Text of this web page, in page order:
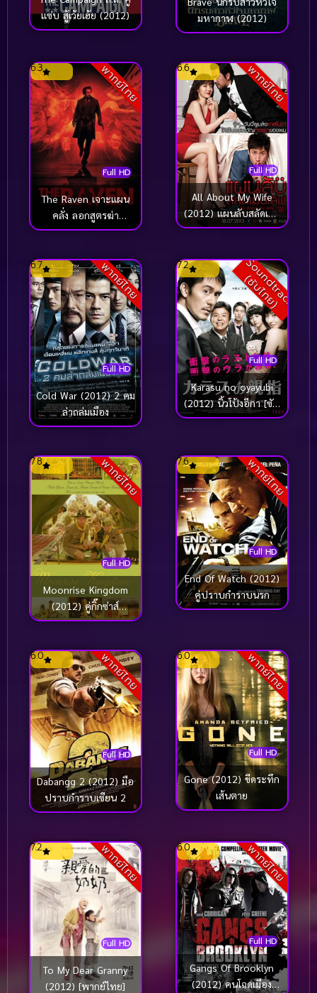
แซ่บ สู้เว้ยเฮ้ย (2012)
มหากาฬ (2012)
พากย์ไทย
Full HD
6.3
The Raven เจาะแผน
คลั่ง ลอกสูตรฆ่า
(2012)
พากย์ไทย
Full HD
6.6
All About My Wife
(2012) แผนลับสลัดเมีย
เลิฟ
พากย์ไทย
Full HD
6.7
Cold War (2012) 2 คม
ล่าถล่มเมือง
S
o
u
n
d
t
r
a
c
k
(
ซั
บ
ไ
ท
ย
)
Full HD
7.2
Karasu no oyayubi
(2012) นิ้วโป้งอีกา [ซับ
ไทย]
พากย์ไทย
Full HD
7.8
Moonrise Kingdom
(2012) คู่กิ๊กซ่าส์
สารพัดแสบ
พากย์ไทย
Full HD
7.6
End Of Watch (2012)
คู่ปราบกำราบนรก
พากย์ไทย
Full HD
6.0
Dabangg 2 (2012) มือ
ปราบกำราบเซียน 2
พากย์ไทย
Full HD
6.0
Gone (2012) ขีดระทึก
เส้นตาย
พากย์ไทย
Full HD
7.2
To My Dear Granny
(2012) [พากย์ไทย]
พากย์ไทย
Full HD
6.0
Gangs Of Brooklyn
(2012) คนโฉดเมือง